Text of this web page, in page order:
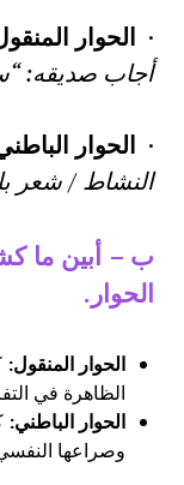
· الحوار
أجاب صديقه:
· الحوار
النشاط/شعر
ب – أبين ما
الحوار .
الحوار المنقول:
الظاهرة في
الحوار الباطني:
وصراعها